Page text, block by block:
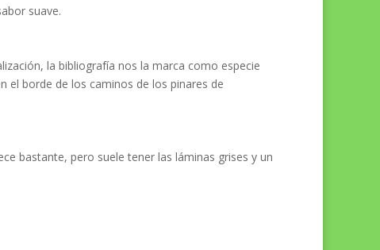
suave.
la bibliografía nos la marca como especie
el borde de los caminos de los pinares de
bastante, pero suele tener las láminas grises y un